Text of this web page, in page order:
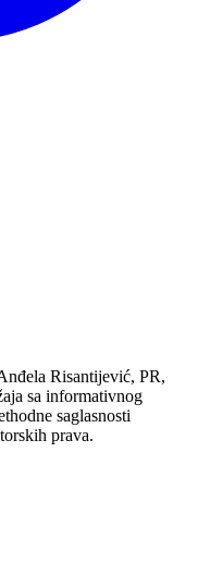
Risantijević, PR,
sa informativnog
saglasnosti
prava.